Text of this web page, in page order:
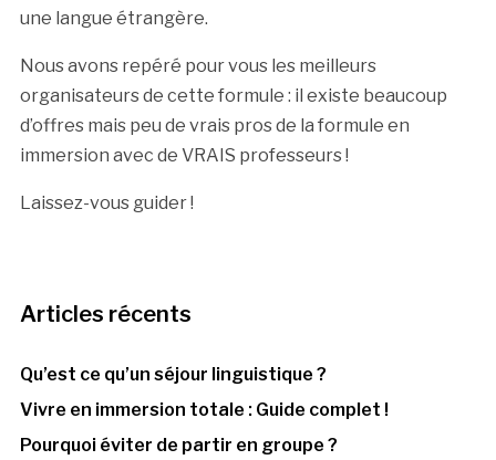
une langue étrangère.
Nous avons repéré pour vous les meilleurs
organisateurs de cette formule : il existe beaucoup
d’offres mais peu de vrais pros de la formule en
immersion avec de VRAIS professeurs !
Laissez-vous guider !
Articles récents
Qu’est ce qu’un séjour linguistique ?
Vivre en immersion totale : Guide complet !
Pourquoi éviter de partir en groupe ?